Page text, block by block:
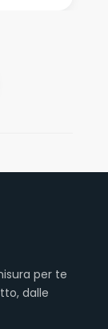
per te
dalle